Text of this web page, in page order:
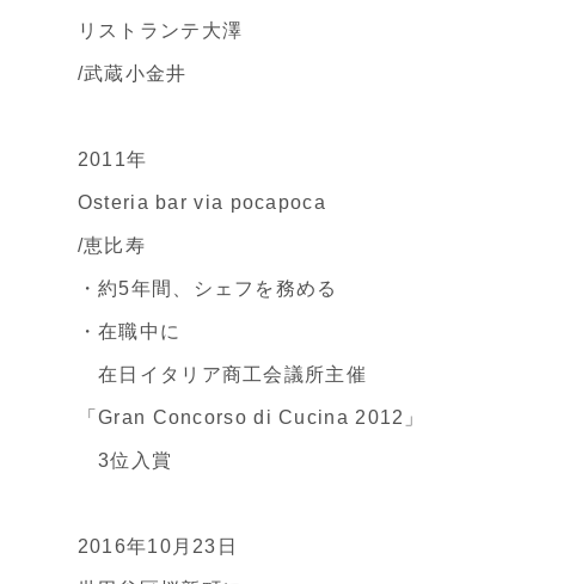
リストランテ大澤
/武蔵小金井
2011年
Osteria bar via pocapoca
/恵比寿
・約5年間、シェフを務める
・在職中に
在日イタリア商工会議所主催
「Gran Concorso di Cucina 2012」
3位入賞
2016年10月23日